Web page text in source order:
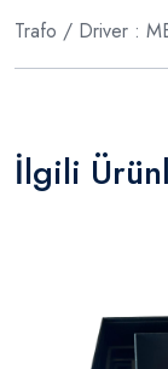
Trafo / Driver :
İlgili